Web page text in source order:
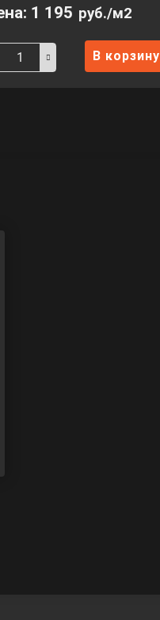
1 195 руб./м2
В корзину